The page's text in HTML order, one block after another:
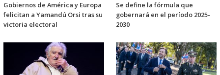
Gobiernos de América y Europa
felicitan a Yamandú Orsi tras su
victoria electoral
Se define la fórmula que
gobernará en el período 2025-
2030